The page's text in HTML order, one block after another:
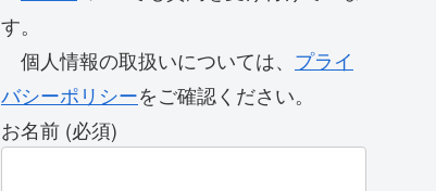
す。
個人情報の取扱いについては、 プライ
バシーポリシーをご確認ください。
お名前 (必須)